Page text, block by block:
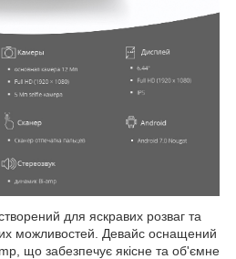
для яскравих розваг та
можливостей. Девайс оснащений
що забезпечує якісне та об'ємне